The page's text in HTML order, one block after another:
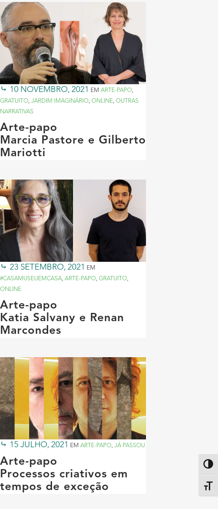
10 NOVEMBRO, 2021 EM ARTE-PAPO,
GRATUITO, JARDIM IMAGINÁRIO, ONLINE, OUTRAS
NARRATIVAS
Arte-papo
Marcia Pastore e Gilberto
Mariotti
23 SETEMBRO, 2021
EM
#CASAMUSEUEMCASA, ARTE-PAPO, GRATUITO,
ONLINE
Arte-papo
Katia Salvany e Renan
Marcondes
15 JULHO, 2021 EM ARTE-PAPO, JÁ PASSOU
Arte-papo
Processos criativos em
tempos de exceção